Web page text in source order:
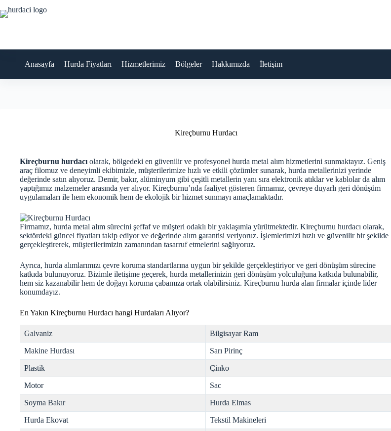
to
Anasayfa Hurda Fiyatları Hizmetlerimiz Bölgeler Hakkımızda İletişim
Kireçburnu Hurdacı
Kireçburnu hurdacı olarak, bölgedeki en güvenilir ve profesyonel hurda metal alım hizmetlerini sunmaktayız. Geniş
araç filomuz ve deneyimli ekibimizle, müşterilerimize hızlı ve etkili çözümler sunarak, hurda metallerinizi yerinde
değerinde satın alıyoruz. Demir, bakır, alüminyum gibi çeşitli metallerin yanı sıra elektronik atıklar ve kablolar da alım
yaptığımız malzemeler arasında yer alıyor. Kireçburnu’nda faaliyet gösteren firmamız, çevreye duyarlı geri dönüşüm
uygulamaları ile hem ekonomik hem de ekolojik bir hizmet sunmayı amaçlamaktadır.
Firmamız, hurda metal alım sürecini şeffaf ve müşteri odaklı bir yaklaşımla yürütmektedir. Kireçburnu hurdacı olarak,
sektördeki güncel fiyatları takip ediyor ve değerinde alım garantisi veriyoruz. İşlemlerimizi hızlı ve güvenilir bir şekilde
gerçekleştirerek, müşterilerimizin zamanından tasarruf etmelerini sağlıyoruz.
Ayrıca, hurda alımlarımızı çevre koruma standartlarına uygun bir şekilde gerçekleştiriyor ve geri dönüşüm sürecine
katkıda bulunuyoruz. Bizimle iletişime geçerek, hurda metallerinizin geri dönüşüm yolculuğuna katkıda bulunabilir,
hem siz kazanabilir hem de doğayı koruma çabamıza ortak olabilirsiniz. Kireçburnu hurda alan firmalar içinde lider
konumdayız.
En Yakın Kireçburnu Hurdacı hangi Hurdaları Alıyor?
Galvaniz Bilgisayar Ram
Makine Hurdası Sarı Pirinç
Plastik Çinko
Motor Sac
Soyma Bakır Hurda Elmas
Hurda Ekovat Tekstil Makineleri